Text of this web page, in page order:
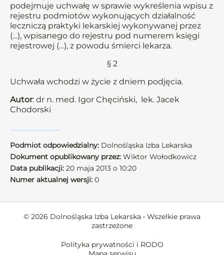
podejmuje uchwałę w sprawie wykreślenia wpisu z
rejestru podmiotów wykonujących działalność
leczniczą praktyki lekarskiej wykonywanej przez
(…), wpisanego do rejestru pod numerem księgi
rejestrowej (…), z powodu śmierci lekarza.
§ 2
Uchwała wchodzi w życie z dniem podjęcia.
Autor: dr n. med. Igor Chęciński, lek. Jacek
Chodorski
Podmiot odpowiedzialny: Dolnośląska Izba Lekarska
Dokument opublikowany przez: Wiktor Wołodkowicz
Data publikacji: 20 maja 2013 o 10:20
Numer aktualnej wersji: 0
© 2026 Dolnośląska Izba Lekarska • Wszelkie prawa
zastrzeżone
Polityka prywatności i RODO